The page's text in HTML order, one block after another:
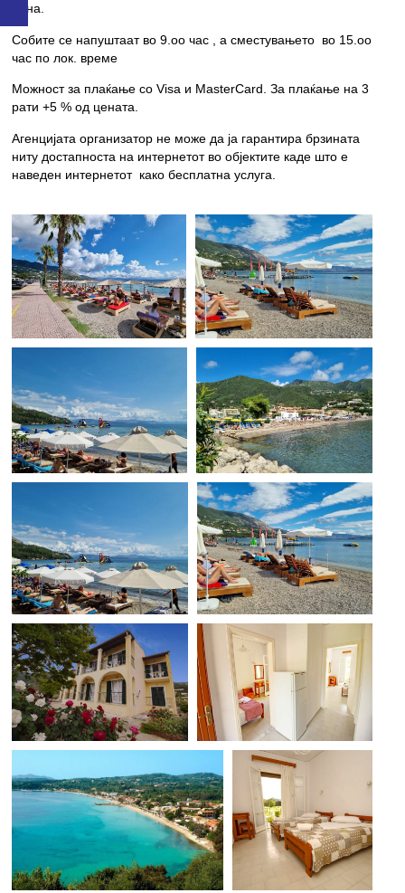
дена.
Собите се напуштаат во 9.оо час , а сместувањето во 15.оо
час по лок. време
Можност за плаќање со Visa и MasterCard. За плаќање на 3
рати +5 % од цената.
Агенцијата организатор не може да ја гарантира брзината
ниту достапноста на интернетот во објектите каде што е
наведен интернетот како бесплатна услуга.